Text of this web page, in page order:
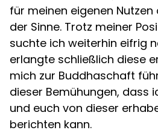
für meinen eigenen Nutzen
der Sinne. Trotz meiner
suchte ich weiterhin eifrig
erlangte schließlich diese
mich zur Buddhaschaft
dieser Bemühungen, dass
und euch von dieser
berichten kann.